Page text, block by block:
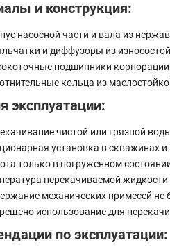
и конструкция:
насосной части и вала из
и диффузоры из
подшипники корпорации
кольца из
эксплуатации:
чистой или грязной
установка в скважинах и
только в погруженном
перекачиваемой жидкости
механических примесей не
использование для
по эксплуатации: